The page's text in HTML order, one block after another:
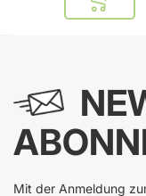
In den
Mit der Anmeldung